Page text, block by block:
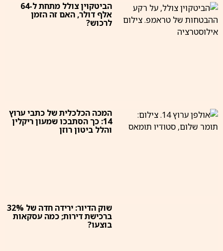
הביטקוין צולל מתחת ל-64
אלף דולר, האם זה הזמן
לרכוש?
המכה הכלכלית של כתבי ערוץ
14: כך הסתבכו שמעון ריקלין
והלל ביטון רוזן
שוק הדיור: ירידה חדה של 32%
ברכישת דירות; כמה עסקאות
בוצעו?